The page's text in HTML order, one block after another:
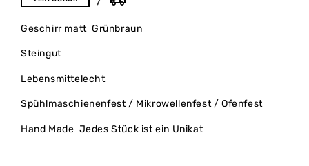
Geschirr matt Grünbraun
Steingut
Lebensmittelecht
Spühlmaschienenfest / Mikrowellenfest / Ofenfest
Hand Made Jedes Stück ist ein Unikat